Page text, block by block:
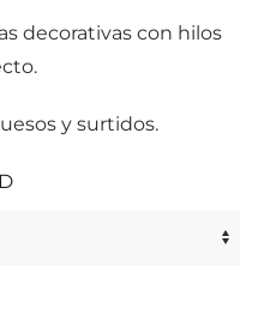
decorativas con hilos
y surtidos.